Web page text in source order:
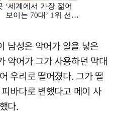
남성은 악어가 알을 낳은
악어가 그가 사용하던 막대
우리로 떨어졌다. 그가 떨
바다로 변했다고 메이 사
다.